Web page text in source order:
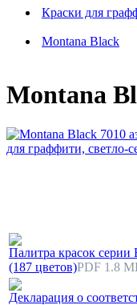
Краски для
Montana Black
Montana
Палитра красок
(187 цветов)PDF 1.8
Декларация о